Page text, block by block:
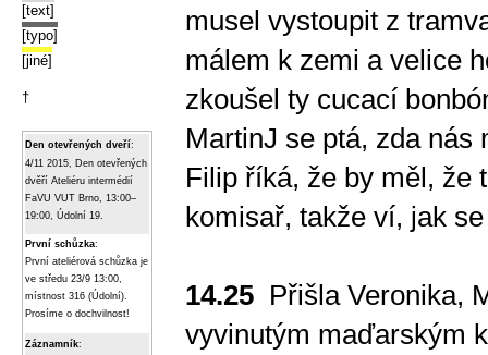
[text]
[typo]
[jiné]
†
Den otevřených dveří:
4/11 2015, Den otevřených
dvěří Ateliéru intermédií
FaVU VUT Brno, 13:00–
19:00, Údolní 19.
První schůzka:
První ateliérová schůzka je
ve středu 23/9 13:00,
místnost 316 (Údolní).
Prosíme o dochvilnost!
Záznamník:
musel vystoupit z
málem k zemi a velice
zkoušel ty cucací
MartinJ se ptá, zda
Filip říká, že by měl, že
komisař, takže ví, jak
14.25 Přišla Veronika,
vyvinutým maďarským